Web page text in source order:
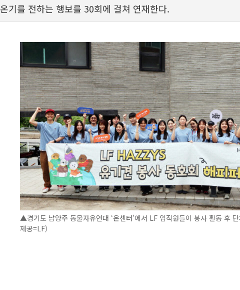
온기를 전하는 행보를 30회에 걸쳐 연재한다.
▲경기도 남양주 동물자유연대 ‘온센터’에서 LF 임직원들이 봉사 활동 후
제공=LF)